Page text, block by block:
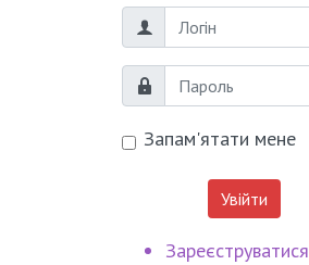
Логін
Пароль
Запам'ятати мене
Увійти
Зареєструватися